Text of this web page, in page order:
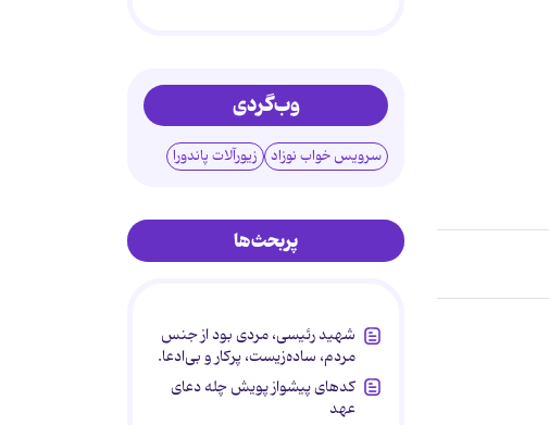
وب‌گردی
سرویس خواب نوزاد زیورآلات پاندورا
پربحث‌ها
شهید رئیسی، مردی بود از جنس
مردم، ساده‌زیست، پرکار و بی‌ادعا.
کدهای پیشواز پویش چله دعای
عهد